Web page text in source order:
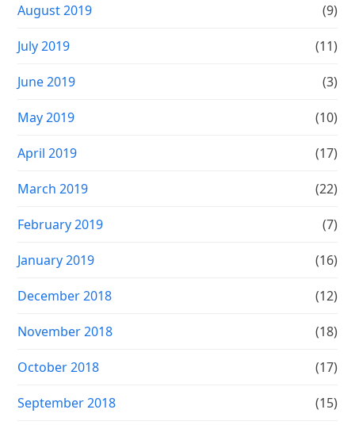
August 2019 (9)
July 2019 (11)
June 2019 (3)
May 2019 (10)
April 2019 (17)
March 2019 (22)
February 2019 (7)
January 2019 (16)
December 2018 (12)
November 2018 (18)
October 2018 (17)
September 2018 (15)